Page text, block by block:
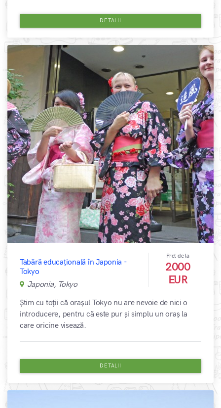
DETALII
Tabără educațională în Japonia -
Tokyo
Japonia, Tokyo
Pret de la
2000
EUR
Știm cu toții că orașul Tokyo nu are nevoie de nici o
introducere, pentru că este pur și simplu un oraș la
care oricine visează.
DETALII